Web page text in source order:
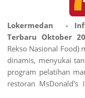
Lokermedan -
Terbaru Oktober
Rekso Nasional Food)
dinamis, menyukai
program pelatihan
restoran MsDonald's